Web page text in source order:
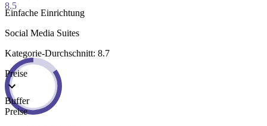
8.5
Einfache Einrichtung
Social Media Suites
Kategorie-Durchschnitt: 8.7
Preise
Buffer
Preise